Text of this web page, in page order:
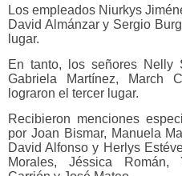
Los empleados Niurkys
David Almánzar y Sergio
lugar.
En tanto, los señores Nelly
Gabriela Martínez, March
lograron el tercer lugar.
Recibieron menciones
por Joan Bismar, Manuela
David Alfonso y Herlys
Morales, Jéssica Román,